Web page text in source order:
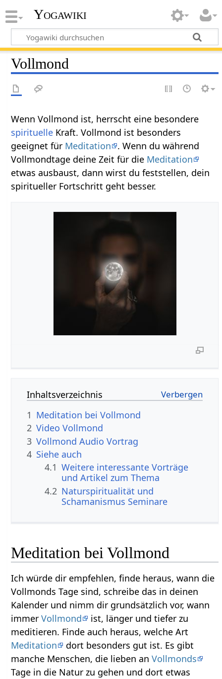
Yogawiki
Vollmond
Wenn Vollmond ist, herrscht eine besondere
spirituelle Kraft. Vollmond ist besonders
geeignet für Meditation
. Wenn du während
Vollmondtage deine Zeit für die Meditation
etwas ausbaust, dann wirst du feststellen, dein
spiritueller Fortschritt geht besser.
Inhaltsverzeichnis
1 Meditation bei Vollmond
2 Video Vollmond
3 Vollmond Audio Vortrag
4 Siehe auch
4.1 Weitere interessante Vorträge
und Artikel zum Thema
4.2 Naturspiritualität und
Schamanismus Seminare
Meditation bei Vollmond
Ich würde dir empfehlen, finde heraus, wann die
Vollmonds Tage sind, schreibe das in deinen
Kalender und nimm dir grundsätzlich vor, wann
immerVollmond
ist, länger und tiefer zu
meditieren. Finde auch heraus, welche Art
Meditation
dort besonders gut ist. Es gibt
manche Menschen, die lieben anVollmonds
Tage in die Natur zu gehen und dort etwas